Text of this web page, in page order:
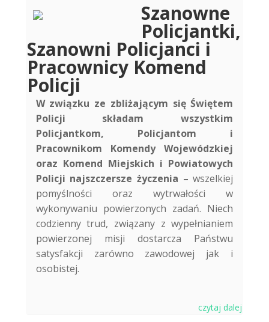
Szanowne
Policjantki,
Szanowni Policjanci i
Pracownicy Komend
Policji
W związku ze zbliżającym się Świętem
Policji składam wszystkim
Policjantkom, Policjantom i
Pracownikom Komendy Wojewódzkiej
oraz Komend Miejskich i Powiatowych
Policji najszczersze życzenia –wszelkiej
pomyślności oraz wytrwałości w
wykonywaniu powierzonych zadań. Niech
codzienny trud, związany z wypełnianiem
powierzonej misji dostarcza Państwu
satysfakcji zarówno zawodowej jak i
osobistej.
czytaj dalej